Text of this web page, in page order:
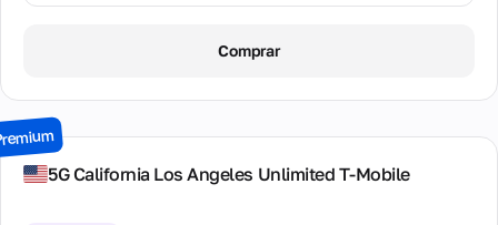
3 Days / ∞ GB / $21.00
Comprar
5G California Los Angeles Unlimited T-Mobile